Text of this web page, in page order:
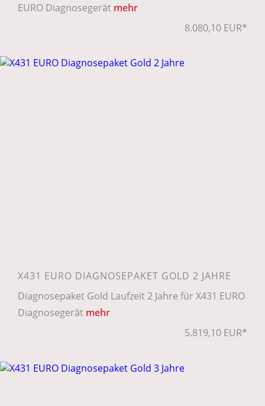
EURO Diagnosegerät mehr
8.080,10 EUR*
X431 EURO DIAGNOSEPAKET GOLD 2 JAHRE
Diagnosepaket Gold Laufzeit 2 Jahre für X431 EURO
Diagnosegerät mehr
5.819,10 EUR*